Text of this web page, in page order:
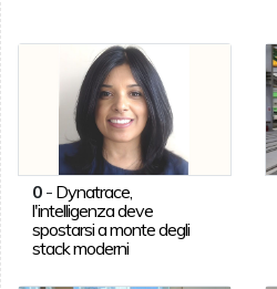
0- Dynatrace,
l'intelligenza deve
spostarsi a monte degli
stack moderni